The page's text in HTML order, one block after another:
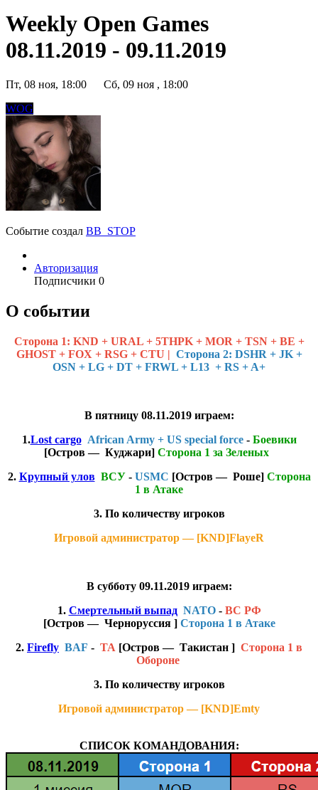
Weekly Open Games
08.11.2019 - 09.11.2019
Пт, 08 ноя, 18:00
Сб, 09 ноя , 18:00
WOG
Событие создал BB_STOP
Авторизация
Подписчики 0
О событии
Cторона 1: KND + URAL + 5THPK + MOR + TSN + BE +
GHOST + FOX + RSG + CTU | Сторона 2: DSHR + JK +
OSN + LG + DT + FRWL + L13 + RS + A+
В пятницу 08.11.2019 играем:
1.Lost cargo African Army + US special force- Боевики
[Остров — Куджари] Cторона 1 за Зеленых
2. Крупный улов ВСУ- USMC [Остров — Роше] Cторона
1 в Атаке
3. По количеству игроков
Игровой администратор — [KND]FlayeR
В субботу 09.11.2019 играем:
1. Смертельный выпад NATO- ВС РФ
[Остров — Черно руссия ] Cторона 1 в Атаке
2. Firefly BAF - TA [Остров — Такистан ] Cторона 1 в
Обороне
3. По количеству игроков
Игровой администратор — [KND]Emty
СПИСОК КОМАНДОВАНИЯ: